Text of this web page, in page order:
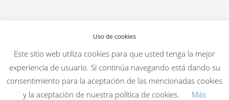
Uso de cookies
Este sitio web utiliza cookies para que usted tenga la mejor
experiencia de usuario. Si continúa navegando está dando su
consentimiento para la aceptación de las mencionadas cookies
y la aceptación de nuestra política de cookies.
Más